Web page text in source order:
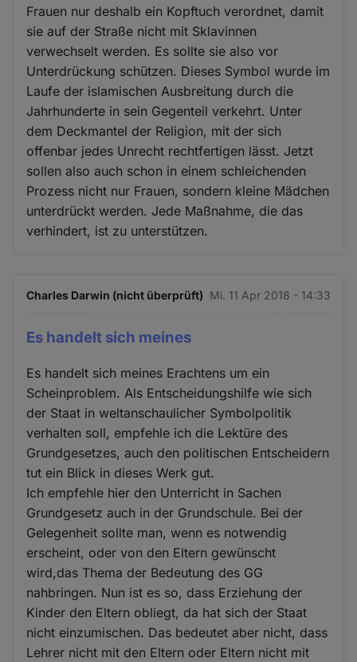
Frauen nur deshalb ein Kopftuch verordnet, damit
sie auf der Straße nicht mit Sklavinnen
verwechselt werden. Es sollte sie also vor
Unterdrückung schützen. Dieses Symbol wurde im
Laufe der islamischen Ausbreitung durch die
Jahrhunderte in sein Gegenteil verkehrt. Unter
dem Deckmantel der Religion, mit der sich
offenbar jedes Unrecht rechtfertigen lässt. Jetzt
sollen also auch schon in einem schleichenden
Prozess nicht nur Frauen, sondern kleine Mädchen
unterdrückt werden. Jede Maßnahme, die das
verhindert, ist zu unterstützen.
Charles Darwin (nicht überprüft) Mi. 11 Apr 2018 - 14:33
Es handelt sich meines
Es handelt sich meines Erachtens um ein
Scheinproblem. Als Entscheidungshilfe wie sich
der Staat in weltanschaulicher Symbolpolitik
verhalten soll, empfehle ich die Lektüre des
Grundgesetzes, auch den politischen Entscheidern
tut ein Blick in dieses Werk gut.
Ich empfehle hier den Unterricht in Sachen
Grundgesetz auch in der Grundschule. Bei der
Gelegenheit sollte man, wenn es notwendig
erscheint, oder von den Eltern gewünscht
wird,das Thema der Bedeutung des GG
nahbringen. Nun ist es so, dass Erziehung der
Kinder den Eltern obliegt, da hat sich der Staat
nicht einzumischen. Das bedeutet aber nicht, dass
Lehrer nicht mit den Eltern oder Eltern nicht mit